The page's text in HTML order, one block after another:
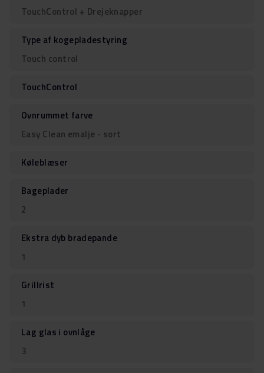
TouchControl + Drejeknapper
Type af kogepladestyring
Touch control
TouchControl
Ovnrummet farve
Easy Clean emalje - sort
Køleblæser
Bageplader
2
Ekstra dyb bradepande
1
Grillrist
1
Lag glas i ovnlåge
3